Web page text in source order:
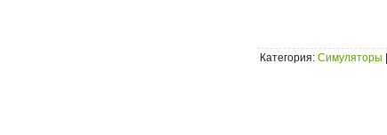
Категория: Симуляторы